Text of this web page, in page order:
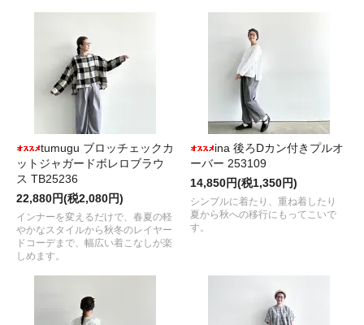
tumugu ブロッチェックカ
ットジャガードボレロブラウ
ス TB25236
22,880円(税2,080円)
インナーを変えるだけで、春夏の軽
やかなスタイルから秋冬のレイヤー
ドコーデまで、幅広い着こなしが楽
しめます。
ina 後ろDカン付きプルオ
ーバー 253109
14,850円(税1,350円)
シンプルに着たり、重ね着したり
夏から秋への移行にもってこいで
す。